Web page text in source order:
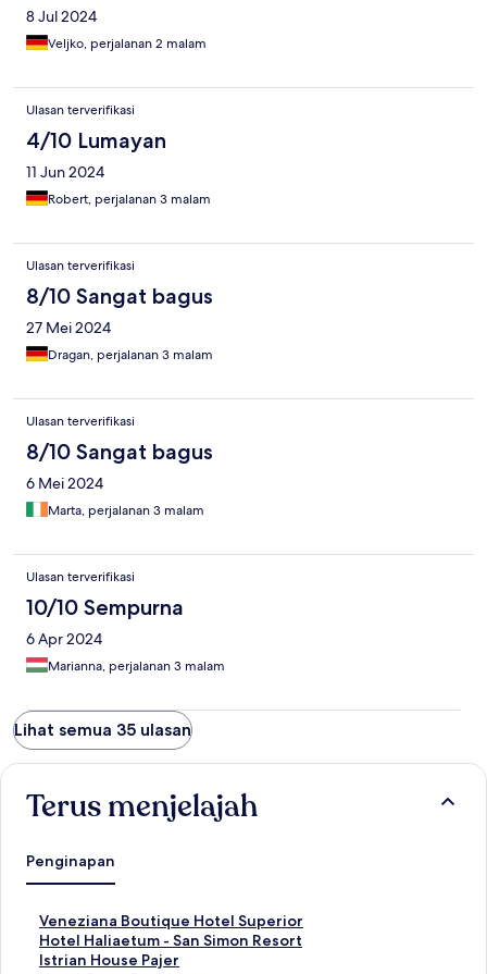
8 Jul 2024
Veljko, perjalanan 2 malam
Ulasan terverifikasi
4/10 Lumayan
11 Jun 2024
Robert, perjalanan 3 malam
Ulasan terverifikasi
8/10 Sangat bagus
27 Mei 2024
Dragan, perjalanan 3 malam
Ulasan terverifikasi
8/10 Sangat bagus
6 Mei 2024
Marta, perjalanan 3 malam
Ulasan terverifikasi
10/10 Sempurna
6 Apr 2024
Marianna, perjalanan 3 malam
Lihat semua 35 ulasan
Terus menjelajah
Penginapan
Veneziana Boutique Hotel Superior
T
a
u
Hotel Haliaetum - San Simon Resort
T
a
Istrian House Pajer
T